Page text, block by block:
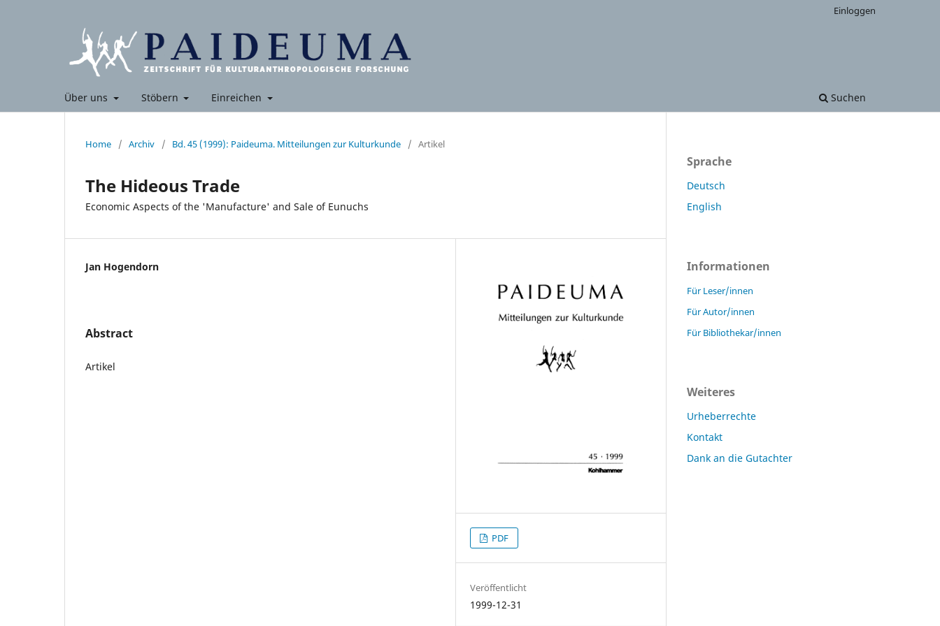
Über uns Stöbern Einreichen Suchen
Einloggen
Home / Archiv / Bd. 45 (1999): Paideuma. Mitteilungen zur Kulturkunde / Artikel
The Hideous Trade
Economic Aspects of the 'Manufacture' and Sale of Eunuchs
Jan Hogendorn
Abstract
Artikel
PDF
Veröffentlicht
1999-12-31
Sprache
Deutsch
English
Informationen
Für Leser/innen
Für Autor/innen
Für Bibliothekar/innen
Weiteres
Urheberrechte
Kontakt
Dank an die Gutachter